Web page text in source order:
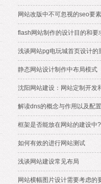
网站改版中不可忽视的seo要素
flash网站制作的设计目的和要
浅谈网站pg电玩城首页设计的
静态网站设计制作中布局模式
沈阳网站建设：网站定制开发
解读dns的概念与作用以及配
框架是否能放在网站的建设中?
如何有效的进行网站测试
浅谈网站建设常见布局
网站横幅图片设计需要考虑的